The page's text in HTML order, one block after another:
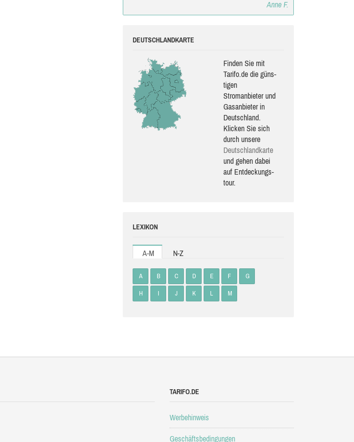
Anne F.
DEUTSCHLANDKARTE
Finden Sie mit
Tarifo.de die güns­
ti­gen
Stromanbieter und
Gasanbieter in
Deutschland.
Klicken Sie sich
durch unsere
Deutsch­land­karte
und gehen dabei
auf Ent­de­ckungs­
tour.
LEXIKON
A-M N-Z
A B C D E F G
H I J K L M
TARIFO.DE
Werbehinweis
Geschäftsbedingungen